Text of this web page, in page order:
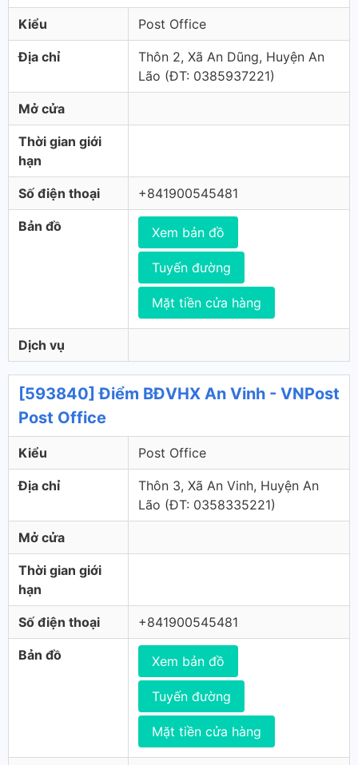
Kiểu Post Office
Địa chỉ
Thôn 2, Xã An Dũng, Huyện An
Lão (ÐT: 0385937221)
Mở cửa
Thời gian giới
hạn
Số điện thoại +841900545481
Bản đồ Xem bản đồ
Tuyến đường
Mặt tiền cửa hàng
Dịch vụ
[593840] Điểm BĐVHX An Vinh - VNPost
Post Office
Kiểu Post Office
Địa chỉ
Thôn 3, Xã An Vinh, Huyện An
Lão (ÐT: 0358335221)
Mở cửa
Thời gian giới
hạn
Số điện thoại +841900545481
Bản đồ Xem bản đồ
Tuyến đường
Mặt tiền cửa hàng